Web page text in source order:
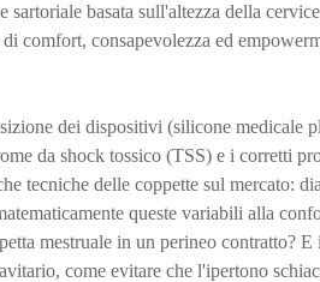
basata sull'altezza della
comfort, consapevolezza ed
dei dispositivi (silicone medicale
da shock tossico (TSS) e i corretti
tecniche delle coppette sul mercato:
queste variabili alla
mestruale in un perineo contratto?
come evitare che l'ipertono